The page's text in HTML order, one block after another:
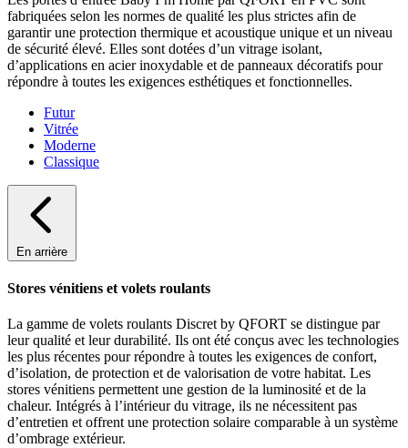
fabriquées selon les normes de qualité les plus strictes afin de
garantir une protection thermique et acoustique unique et un niveau
de sécurité élevé. Elles sont dotées d’un vitrage isolant,
d’applications en acier inoxydable et de panneaux décoratifs pour
répondre à toutes les exigences esthétiques et fonctionnelles.
Futur
Vitrée
Moderne
Classique
En arrière
Stores vénitiens et volets roulants
La gamme de volets roulants Discret by QFORT se distingue par
leur qualité et leur durabilité. Ils ont été conçus avec les technologies
les plus récentes pour répondre à toutes les exigences de confort,
d’isolation, de protection et de valorisation de votre habitat. Les
stores vénitiens permettent une gestion de la luminosité et de la
chaleur. Intégrés à l’intérieur du vitrage, ils ne nécessitent pas
d’entretien et offrent une protection solaire comparable à un système
d’ombrage extérieur.